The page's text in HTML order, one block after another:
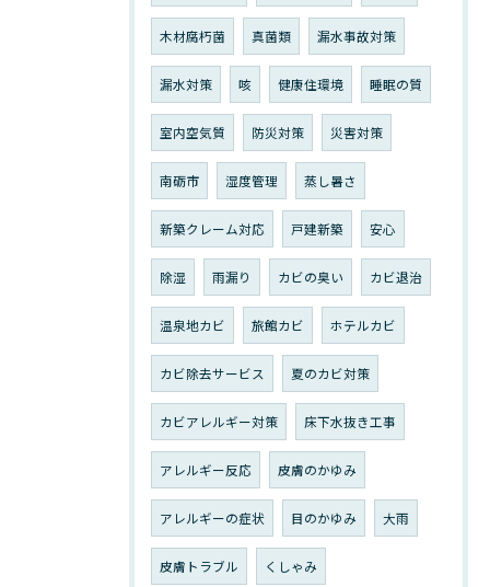
木材腐朽菌 真菌類 漏水事故対策
漏水対策 咳 健康住環境 睡眠の質
室内空気質 防災対策 災害対策
南砺市 湿度管理 蒸し暑さ
新築クレーム対応 戸建新築 安心
除湿 雨漏り カビの臭い カビ退治
温泉地カビ 旅館カビ ホテルカビ
カビ除去サービス 夏のカビ対策
カビアレルギー対策 床下水抜き工事
アレルギー反応 皮膚のかゆみ
アレルギーの症状 目のかゆみ 大雨
皮膚トラブル くしゃみ